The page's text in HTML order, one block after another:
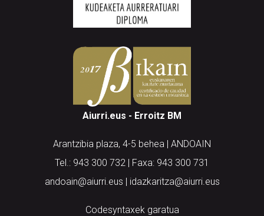
Aiurri.eus - Erroitz BM
Arantzibia plaza, 4-5 behea | ANDOAIN
Tel.: 943 300 732 | Faxa: 943 300 731
andoain@aiurri.eus | idazkaritza@aiurri.eus
Codesyntaxek garatua